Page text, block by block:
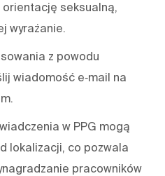
orientację seksualną,
wyrażanie.
z powodu
wiadomość e‑mail na
w PPG mogą
lokalizacji, co pozwala
pracowników